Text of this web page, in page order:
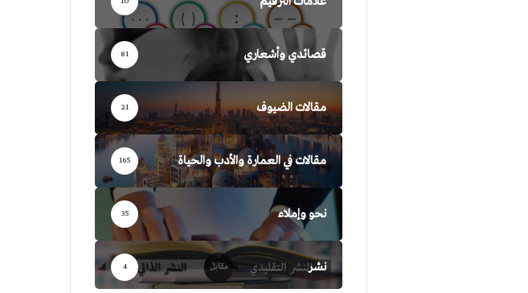
قصائدي وأشعاري 81
مقالات الضيوف 21
مقالات في العمارة والأدب والحياة 165
نحو وإملاء 35
نشر 4